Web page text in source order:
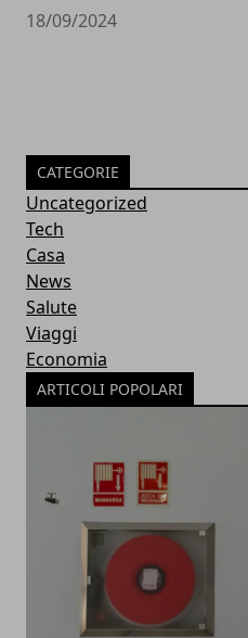
18/09/2024
CATEGORIE
Uncategorized
Tech
Casa
News
Salute
Viaggi
Economia
ARTICOLI POPOLARI